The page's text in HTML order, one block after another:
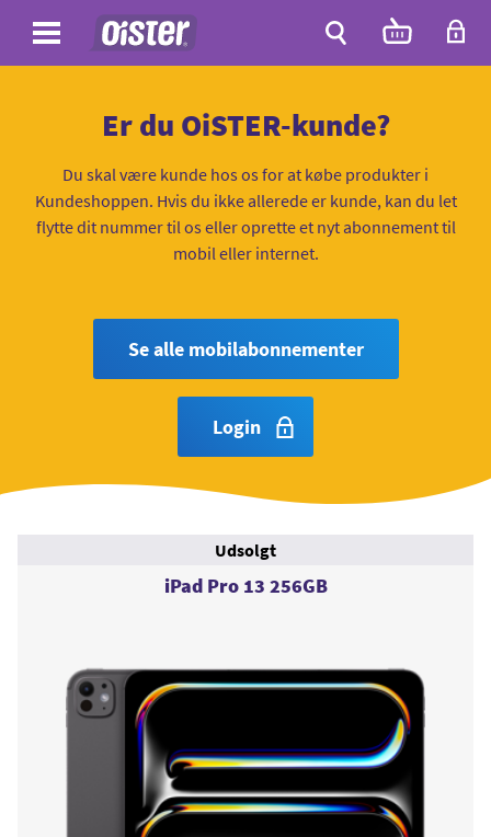
Antal
varer
i
Er du OiSTER-kunde?
Du skal være kunde hos os for at købe produkter i
Kundeshoppen. Hvis du ikke allerede er kunde, kan du let
flytte dit nummer til os eller oprette et nyt abonnement til
mobil eller internet.
Se alle mobilabonnementer
Login
iPad Pro 13 256GB
Udsolgt